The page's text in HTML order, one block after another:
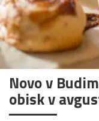
Novo v
obisk v